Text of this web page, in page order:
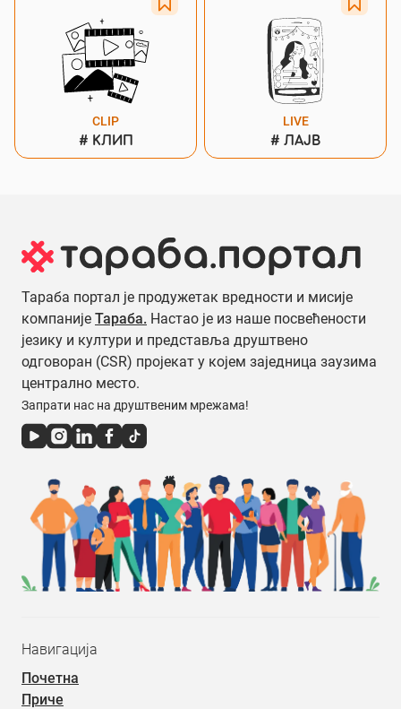
CLIP
# КЛИП
LIVE
# ЛАЈВ
Тараба портал је продужетак вредности и мисије
компаније Тараба. Настао је из наше посвећености
језику и култури и представља друштвено
одговоран (CSR) пројекат у којем заједница заузима
централно место.
Запрати нас на друштвеним мрежама!
Навигација
Почетна
Приче